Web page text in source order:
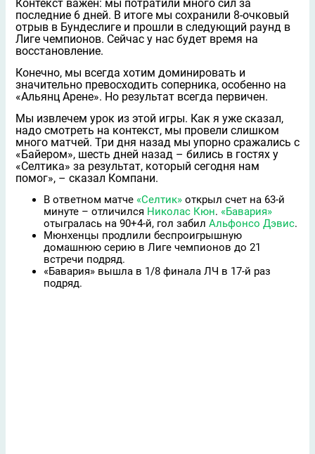
Контекст важен: мы потратили много сил за
последние 6 дней. В итоге мы сохранили 8-очковый
отрыв в Бундеслиге и прошли в следующий раунд в
Лиге чемпионов. Сейчас у нас будет время на
восстановление.
Конечно, мы всегда хотим доминировать и
значительно превосходить соперника, особенно на
«Альянц Арене». Но результат всегда первичен.
Мы извлечем урок из этой игры. Как я уже сказал,
надо смотреть на контекст, мы провели слишком
много матчей. Три дня назад мы упорно сражались с
«Байером», шесть дней назад – бились в гостях у
«Селтика» за результат, который сегодня нам
помог», – сказал Компани.
В ответном матче «Селтик» открыл счет на 63-й
минуте – отличился Николас Кюн. «Бавария»
отыгралась на 90+4-й, гол забил Альфонсо Дэвис.
Мюнхенцы продлили беспроигрышную
домашнюю серию в Лиге чемпионов до 21
встречи подряд.
«Бавария» вышла в 1/8 финала ЛЧ в 17-й раз
подряд.